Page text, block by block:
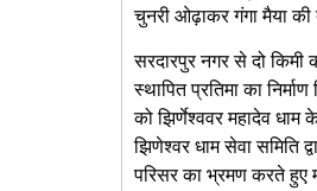
चुनरी ओढ़ाकर गंगा मैया की
सरदारपुर नगर से दो किमी
स्थापित प्रतिमा का
को झिर्णेश्ववर महादेव
झिणेश्वर धाम सेवा समिति
परिसर का भ्रमण करते हुए